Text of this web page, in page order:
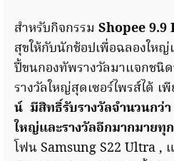
สำหรับกิจกรรม Shopee
สุขให้กับนักช้อปเพื่อฉลองให
ปี้ขนกองทัพรางวัลมาแจกชนิ
รางวัลใหญ่สุดเซอร์ไพรส์ได้ เพี
น์ มีสิทธิ์รับรางวัลจำนวนกว่า
ใหญ่และรางวัลอีกมากมายทุ
โฟน Samsung S22 Ultra